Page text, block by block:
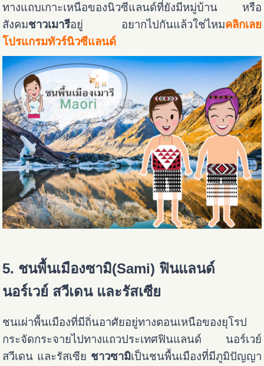
ทางแถบเกาะเหนือของนิวซีแลนด์ที่ยังมีหมู่บ้าน หรือ
สังคมชาวเมารีอยู่ อยากไปกันแล้วใช่ไหมคลิกเลย
โปรแกรมทัวร์นิวซีแลนด์
5. ชนพื้นเมืองซามิ(Sami) ฟินแลนด์
นอร์เวย์ สวีเดน และรัสเซีย
ชนเผ่าพื้นเมืองที่มีถิ่นอาศัยอยู่ทางตอนเหนือของยุโรป
กระจัดกระจายไปทางแถวประเทศฟินแลนด์ นอร์เวย์
สวีเดน และรัสเซีย ชาวซามิเป็นชนพื้นเมืองที่มีภูมิปัญญา